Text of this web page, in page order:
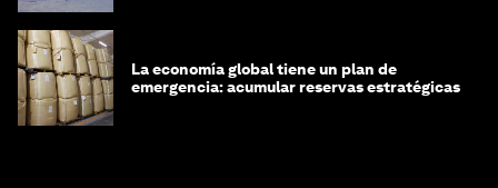
La economía global tiene un plan de
emergencia: acumular reservas estratégicas